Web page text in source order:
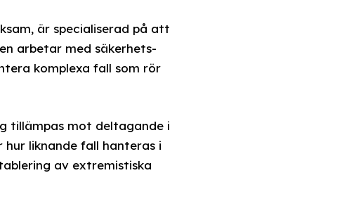
är specialiserad på att
arbetar med säkerhets-
komplexa fall som rör
tillämpas mot deltagande i
liknande fall hanteras i
av extremistiska